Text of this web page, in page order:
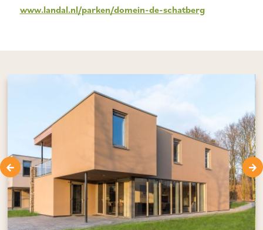
www.landal.nl/parken/domein-de-schatberg